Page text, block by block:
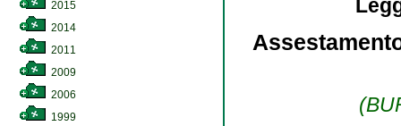
2015
2014
2011
2009
2006
1999